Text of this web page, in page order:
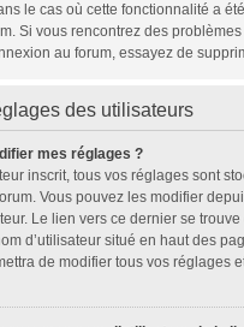
le cas où cette fonctionnalité a
Si vous rencontrez des
au forum, essayez de
des utilisateurs
mes réglages ?
inscrit, tous vos réglages sont
Vous pouvez les modifier
Le lien vers ce dernier se
d’utilisateur situé en haut des
de modifier tous vos réglages